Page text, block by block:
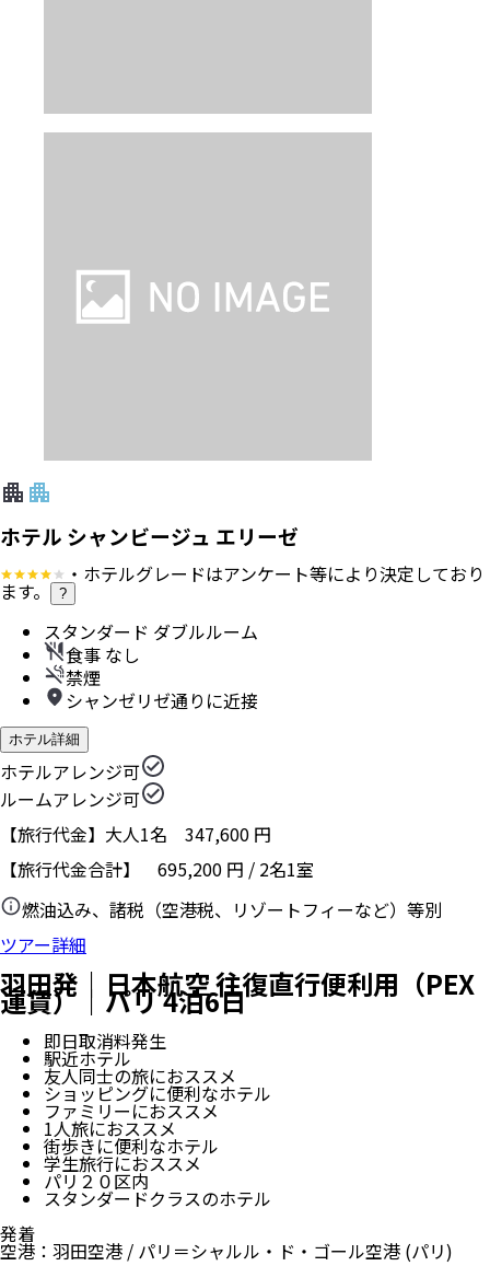
ホテル シャンビージュ エリーゼ
・ホテルグレードはアンケート等により決定しており
ます。 ?
スタンダード ダブルルーム
食事 なし
禁煙
シャンゼリゼ通りに近接
ホテル詳細
ホテルアレンジ可
ルームアレンジ可
【旅行代金】大人1名 347,600 円
【旅行代金合計】 695,200 円 / 2名1室
燃油込み、諸税（空港税、リゾートフィーなど）等別
ツアー詳細
羽田発｜日本航空 往復直行便利用（PEX
運賃）｜パリ 4泊6日
即日取消料発生
駅近ホテル
友人同士の旅におススメ
ショッピングに便利なホテル
ファミリーにおススメ
1人旅におススメ
街歩きに便利なホテル
学生旅行におススメ
パリ２０区内
スタンダードクラスのホテル
発着
空港 ： 羽田空港 / パリ＝シャルル・ド・ゴール空港 (パリ)